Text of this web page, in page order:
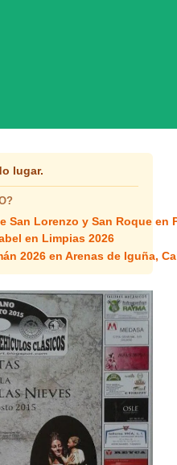
lugar.
San Lorenzo y San Roque en
en Limpias 2026
2026 en Arenas de Iguña,